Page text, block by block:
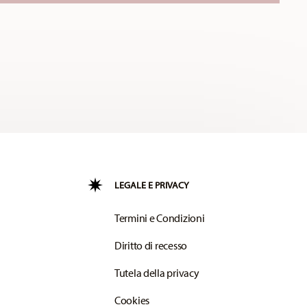
LEGALE E PRIVACY
Termini e Condizioni
Diritto di recesso
Tutela della privacy
Cookies